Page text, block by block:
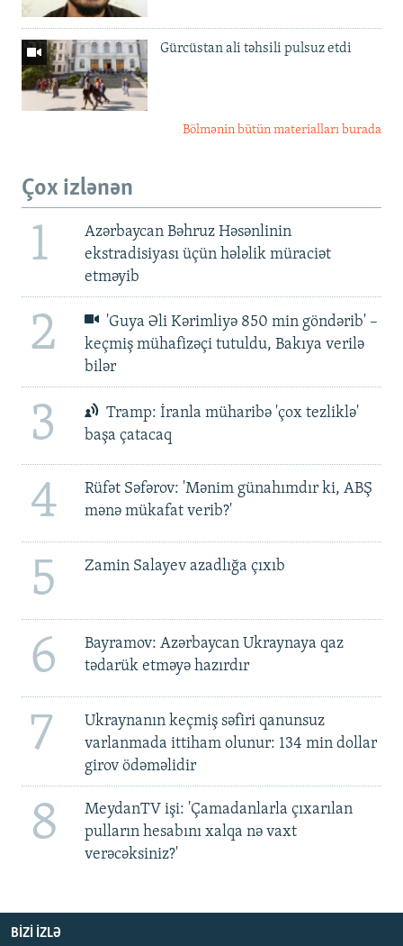
Gürcüstan ali təhsili pulsuz etdi
Bölmənin bütün materialları burada
Çox izlənən
1
Azərbaycan Bəhruz Həsənlinin
ekstradisiyası üçün hələlik müraciət
etməyib
2
'Guya Əli Kərimliyə 850 min göndərib' –
keçmiş mühafizəçi tutuldu, Bakıya verilə
bilər
3
Tramp: İranla müharibə 'çox tezliklə'
başa çatacaq
4
Rüfət Səfərov: 'Mənim günahımdır ki, ABŞ
mənə mükafat verib?'
5 Zamin Salayev azadlığa çıxıb
6
Bayramov: Azərbaycan Ukraynaya qaz
tədarük etməyə hazırdır
7
Ukraynanın keçmiş səfiri qanunsuz
varlanmada ittiham olunur: 134 min dollar
girov ödəməlidir
8
MeydanTV işi: 'Çamadanlarla çıxarılan
pulların hesabını xalqa nə vaxt
verəcəksiniz?'
BIZI IZLƏ